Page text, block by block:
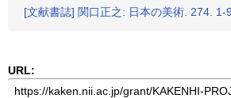
[文献書誌] 関口正之: 日本の美術. 274. 1-
URL: